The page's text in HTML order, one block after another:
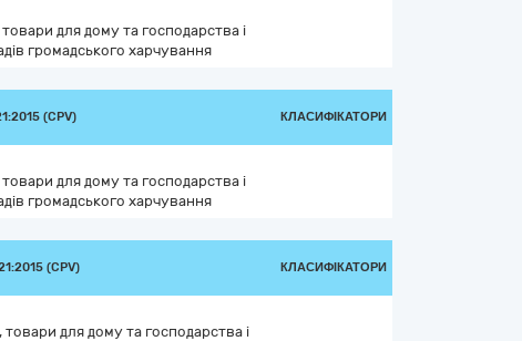
для дому та господарства і
громадського харчування
(CPV) КЛАСИФІКАТОРИ
для дому та господарства і
громадського харчування
(CPV) КЛАСИФІКАТОРИ
для дому та господарства і